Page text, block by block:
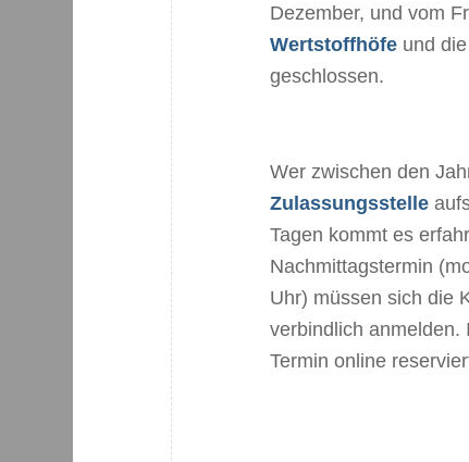
Dezember, und vom
Wertstoffhöfe und
geschlossen.
Wer zwischen den
Zulassungsstelle
Tagen kommt es
Nachmittagstermin
Uhr) müssen sich die
verbindlich
Termin online